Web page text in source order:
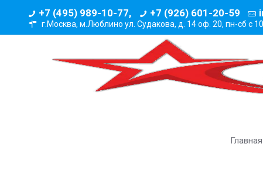
+7 (495) 989-10-77, +7 (926) 601-20-59
г.Москва, м.Люблино ул. Судакова, д. 14 оф. 20, пн-сб с
Главная